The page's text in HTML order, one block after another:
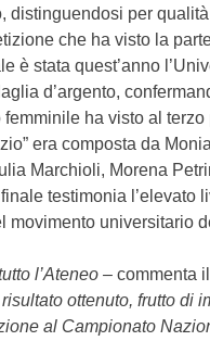
distinguendosi per
che ha visto la
è stata quest’anno
d’argento,
ha visto al
era composta da
Marchioli, Morena
testimonia l’elevato
movimento universitario
l’Ateneo – commenta
ottenuto, frutto di
al Campionato